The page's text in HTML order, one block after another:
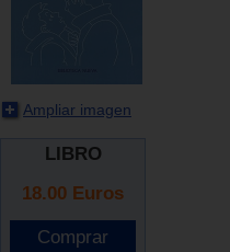
Ampliar imagen
LIBRO
18.00 Euros